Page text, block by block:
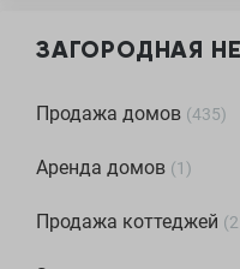
ЗАГОРОДНАЯ
Продажа домов (435)
Аренда домов (1)
Продажа коттеджей (